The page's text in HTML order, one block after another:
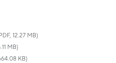
12.27 MB)
MB)
KB)